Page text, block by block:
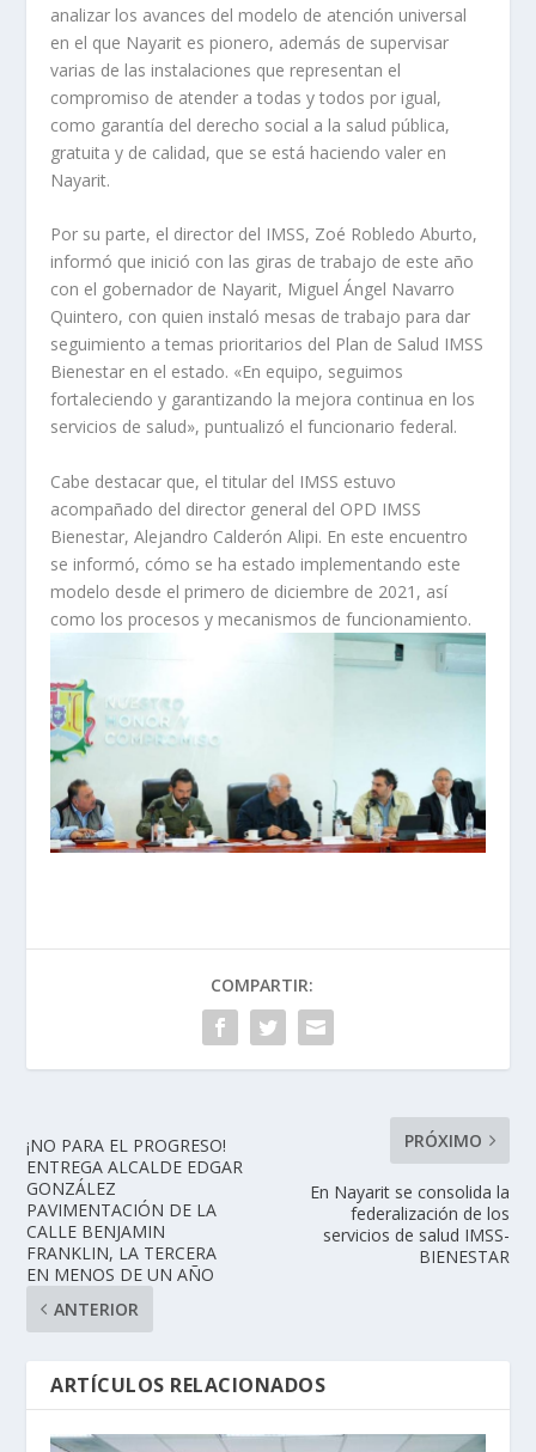
analizar los avances del modelo de atención universal
en el que Nayarit es pionero, además de supervisar
varias de las instalaciones que representan el
compromiso de atender a todas y todos por igual,
como garantía del derecho social a la salud pública,
gratuita y de calidad, que se está haciendo valer en
Nayarit.
Por su parte, el director del IMSS, Zoé Robledo Aburto,
informó que inició con las giras de trabajo de este año
con el gobernador de Nayarit, Miguel Ángel Navarro
Quintero, con quien instaló mesas de trabajo para dar
seguimiento a temas prioritarios del Plan de Salud IMSS
Bienestar en el estado. «En equipo, seguimos
fortaleciendo y garantizando la mejora continua en los
servicios de salud», puntualizó el funcionario federal.
Cabe destacar que, el titular del IMSS estuvo
acompañado del director general del OPD IMSS
Bienestar, Alejandro Calderón Alipi. En este encuentro
se informó, cómo se ha estado implementando este
modelo desde el primero de diciembre de 2021, así
como los procesos y mecanismos de funcionamiento.
COMPARTIR:
¡NO PARA EL PROGRESO!
ENTREGA ALCALDE EDGAR
GONZÁLEZ
PAVIMENTACIÓN DE LA
CALLE BENJAMIN
FRANKLIN, LA TERCERA
EN MENOS DE UN AÑO
ANTERIOR
PRÓXIMO
En Nayarit se consolida la
federalización de los
servicios de salud IMSS-
BIENESTAR
ARTÍCULOS RELACIONADOS